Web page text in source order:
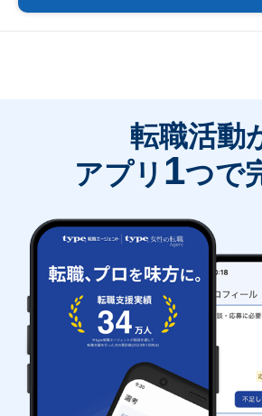
転職活動
アプリ 1つで